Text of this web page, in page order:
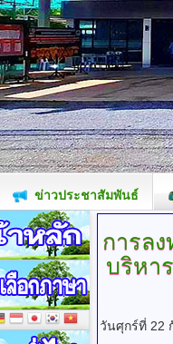
ข่าวประชาสัมพันธ์
การล
บริหา
วันศุกร์ที่ 22